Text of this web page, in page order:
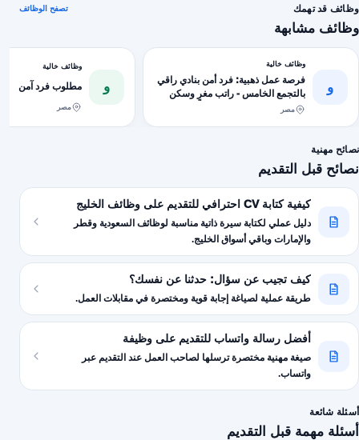
وظائف قد تهمك
وظائف مشابهة
تصفح الوظائف
و
وظائف خالية
فرصة عمل ذهبية: فرد أمن بنادي راقي
بالتجمع الخامس - راتب مغرٍ وسكن
متوفر!
مصر
و
وظائف خالية
مطلوب فرد آمن
مصر
نصائح مهنية
نصائح قبل التقديم
كيفية كتابة CV احترافي للتقديم على وظائف الخليج
دليل عملي لكتابة سيرة ذاتية مناسبة لوظائف السعودية وقطر
والإمارات وباقي أسواق الخليج.
كيف تجيب عن سؤال: حدثنا عن نفسك؟
طريقة عملية لصياغة إجابة قوية ومختصرة في مقابلات العمل.
أفضل رسالة واتساب للتقديم على وظيفة
صيغة مهنية مختصرة ترسلها لصاحب العمل عند التقديم عبر
واتساب.
أسئلة شائعة
أسئلة مهمة قبل التقديم